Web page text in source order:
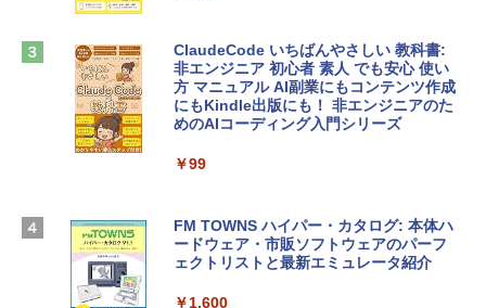
￥2,952
Apple 2026 MacBook Air M5チップ搭載
igence、13.6インチLiquid Retinaディ
ラ、Touch ID - ミッドナイト + 3年延長
AppleCare+ for 13インチMacBook Air
(M5)|ダウンロード版
￥347,600
Microsoft Office Home & Business 202
4(最新 永続版)|オンラインコード版|Wind
ows11、10/mac対応|PC2台
￥39,582
Robloxギフトカード - 1000 Robux 【限
定バーチャルアイテムを含む】 【オンラ
インゲームコード】 ロブロックス |オン
ClaudeCode いちばんやさしい 教科書:
非エンジニア 初心者 素人 でも安心 使い
方 マニュアル AI副業にもコンテンツ作成
にもKindle出版にも！ 非エンジニアのた
めのAIコーディング入門シリーズ
￥99
FM TOWNS ハイパー・カタログ: 本体ハ
ードウェア・市販ソフトウェアのパーフ
ェクトリストと最新エミュレータ紹介
￥1,600